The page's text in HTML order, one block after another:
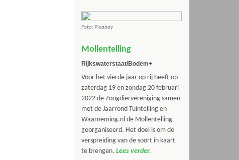
Foto: Pixabay
Mollentelling
Rijkswaterstaat/Bodem+
Voor het vierde jaar op rij heeft op
zaterdag 19 en zondag 20 februari
2022 de Zoogdiervereniging samen
met de Jaarrond Tuintelling en
Waarneming.nl de Mollentelling
georganiseerd. Het doel is om de
verspreiding van de soort in kaart
te brengen. Lees verder.